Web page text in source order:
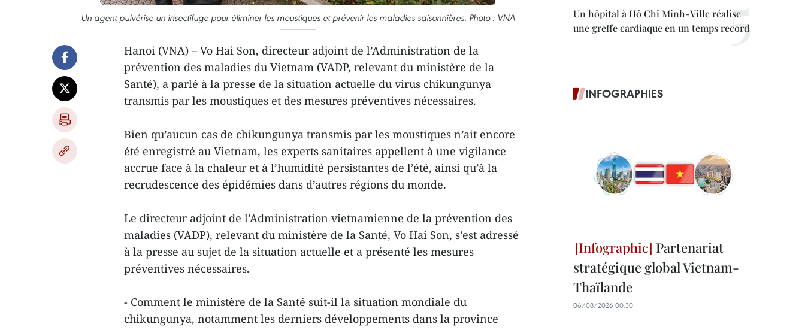
Un agent pulvérise un insectifuge pour éliminer les moustiques et prévenir les maladies saisonnières. Photo : VNA
Hanoi (VNA) – Vo Hai Son, directeur adjoint de l’Administration de la
prévention des maladies du Vietnam (VADP, relevant du ministère de la
Santé), a parlé à la presse de la situation actuelle du virus chikungunya
transmis par les moustiques et des mesures préventives nécessaires.
Bien qu’aucun cas de chikungunya transmis par les moustiques n’ait encore
été enregistré au Vietnam, les experts sanitaires appellent à une vigilance
accrue face à la chaleur et à l’humidité persistantes de l’été, ainsi qu’à la
recrudescence des épidémies dans d’autres régions du monde.
Le directeur adjoint de l’Administration vietnamienne de la prévention des
maladies (VADP), relevant du ministère de la Santé, Vo Hai Son, s’est adressé
à la presse au sujet de la situation actuelle et a présenté les mesures
préventives nécessaires.
- Comment le ministère de la Santé suit-il la situation mondiale du
chikungunya, notamment les derniers développements dans la province
Un hôpital à Hô Chi Minh-Ville réalise
une greffe cardiaque en un temps record
INFOGRAPHIES
Partenariat
stratégique global Vietnam-
Thaïlande
06/08/2026 00:30